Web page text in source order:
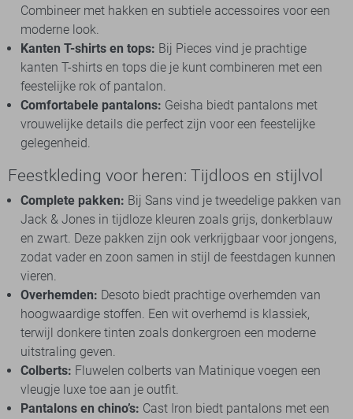
Combineer met hakken en subtiele accessoires voor een
moderne look.
Kanten T-shirts en tops: Bij Pieces vind je prachtige
kanten T-shirts en tops die je kunt combineren met een
feestelijke rok of pantalon.
Comfortabele pantalons: Geisha biedt pantalons met
vrouwelijke details die perfect zijn voor een feestelijke
gelegenheid.
Feestkleding voor heren: Tijdloos en stijlvol
Complete pakken: Bij Sans vind je tweedelige pakken van
Jack & Jones in tijdloze kleuren zoals grijs, donkerblauw
en zwart. Deze pakken zijn ook verkrijgbaar voor jongens,
zodat vader en zoon samen in stijl de feestdagen kunnen
vieren.
Overhemden: Desoto biedt prachtige overhemden van
hoogwaardige stoffen. Een wit overhemd is klassiek,
terwijl donkere tinten zoals donkergroen een moderne
uitstraling geven.
Colberts: Fluwelen colberts van Matinique voegen een
vleugje luxe toe aan je outfit.
Pantalons en chino’s: Cast Iron biedt pantalons met een